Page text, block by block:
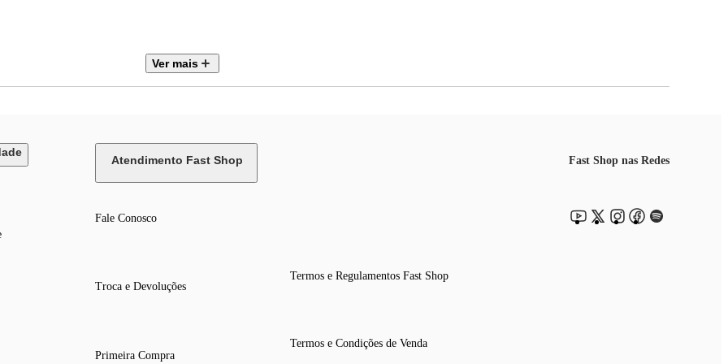
Ver mais
Atendimento Fast Shop
Fale Conosco
Troca e Devoluções
Primeira Compra
Termos e Regulamentos Fast Shop
Termos e Condições de Venda
Fast Shop nas Redes